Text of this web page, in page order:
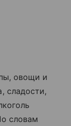
овощи и
сладости,
словам